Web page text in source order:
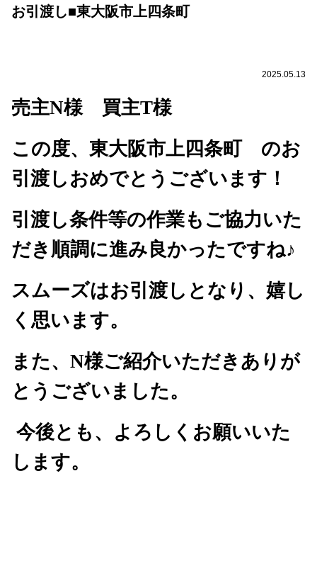
お引渡し■東大阪市上四条町
2025.05.13
売主N様 買主T様
この度、東大阪市上四条町 のお
引渡しおめでとうございます！
引渡し条件等の作業もご協力いた
だき順調に進み良かったですね♪
スムーズはお引渡しとなり、嬉し
く思います。
また、 N様ご紹介いただきありが
とうございました。
今後とも、よろしくお願いいた
します。